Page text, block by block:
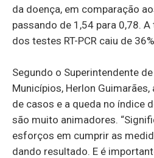
da doença, em comparação
passando de 1,54 para 0,78.
dos testes RT-PCR caiu de
Segundo o Superintendente
Municípios, Herlon
de casos e a queda no índice
são muito animadores.
esforços em cumprir as
dando resultado. E é